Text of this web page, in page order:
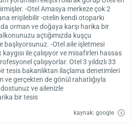
-Otel Amasya merkeze çok 2
erişilebilir -otelin kendi otoparkı
orman ve doğaya karşı harika bir
açtığımızda kuşçu
başlıyorsunuz. -Otel aile işletmesi
ile çalışıyor ve misafirleri hassas
çalışıyorlar. Otel 3 yıldızlı 33
tesis bakanlıktan ilaçlama denetimleri
ve gerçekten de gönül rahatlığıyla
ve ailenizle
bir tesis
kaynak: google